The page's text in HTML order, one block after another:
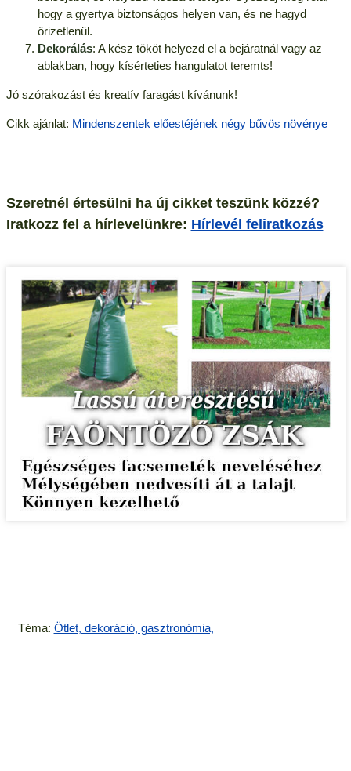
hogy a gyertya biztonságos helyen van, és ne hagyd
őrizetlenül.
Dekorálás: A kész tököt helyezd el a bejáratnál vagy az
ablakban, hogy kísérteties hangulatot teremts!
Jó szórakozást és kreatív faragást kívánunk!
Cikk ajánlat: Mindenszentek előestéjének négy bűvös növénye
Szeretnél értesülni ha új cikket teszünk közzé?
Iratkozz fel a hírlevelünkre: Hírlevél feliratkozás
Téma: Ötlet, dekoráció, gasztronómia,